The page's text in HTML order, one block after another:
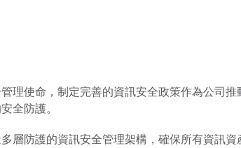
管理使命，制定完善的資訊安全政策作為公司
全防護。
層防護的資訊安全管理架構，確保所有資訊